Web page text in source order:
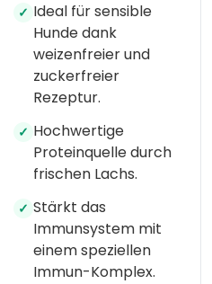
✓ Ideal für sensible
Hunde dank
weizenfreier und
zuckerfreier
Rezeptur.
✓ Hochwertige
Proteinquelle durch
frischen Lachs.
✓ Stärkt das
Immunsystem mit
einem speziellen
Immun-Komplex.